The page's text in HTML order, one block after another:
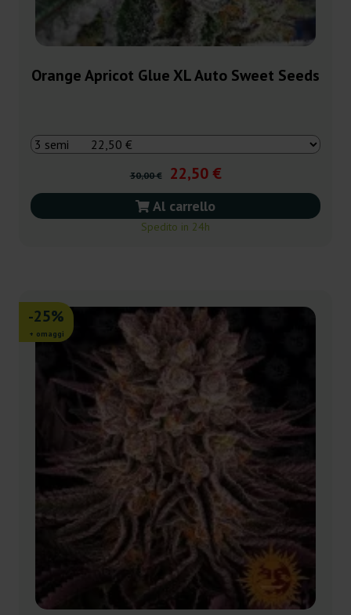
Orange Apricot Glue XL Auto Sweet Seeds
30,00 € 22,50 €
Al carrello
Spedito in 24h
-25%
+ omaggi